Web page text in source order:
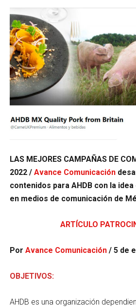
LAS MEJORES CAMPAÑAS DE
2022 / Avance Comunicación
contenidos para AHDB con la
en medios de comunicación de
ARTÍCULO
Por Avance Comunicación / 5 de
OBJETIVOS:
AHDB es una organización